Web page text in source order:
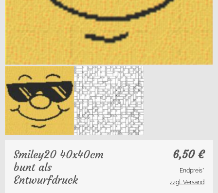
6,50€
Smiley20 40x40cm
bunt als
Entwurfdruck
Endpreis*
zzgl. Versand